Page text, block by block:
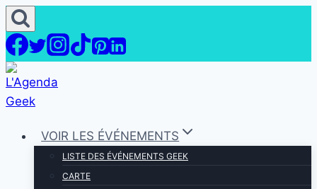
Aller
au
contenu
VOIR LES ÉVÉNEMENTS
LISTE DES ÉVÉNEMENTS GEEK
CARTE